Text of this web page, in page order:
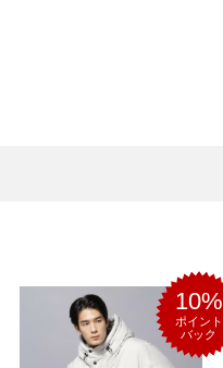
10%
ポイント
バック